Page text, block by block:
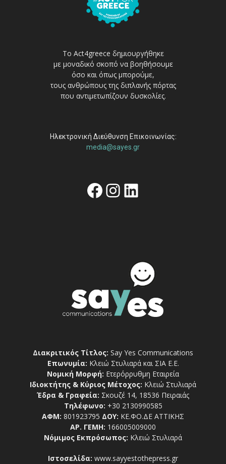
Το Act4greece δημιουργήθηκε
με μοναδικό σκοπό να βοηθήσουμε
όσο και όπως μπορούμε,
τους ανθρώπους της διπλανής πόρτας
που αντιμετωπίζουν δυσκολίες.
Ηλεκτρονική Διεύθυνση Επικοινωνίας:
media@sayes.gr
Facebook
Instagram
Linkedin
Διακριτικός Τίτλος: Say Yes Communications
Επωνυμία: Κλειώ Στυλιαρά και ΣΙΑ Ε.Ε.
Νομική Μορφή: Ετερόρρυθμη Εταιρεία
Ιδιοκτήτης & Κύριος Μέτοχος: Κλειώ Στυλιαρά
Έδρα & Γραφεία: Σκουζέ 14, 18536 Πειραιάς
Τηλέφωνο: +30 2130990585
ΑΦΜ: 801923795 ΔΟΥ: ΚΕ.ΦΟ.ΔΕ ΑΤΤΙΚΗΣ
ΑΡ. ΓΕΜΗ: 166005009000
Νόμιμος Εκπρόσωπος: Κλειώ Στυλιαρά
Ιστοσελίδα: www.sayyestothepress.gr